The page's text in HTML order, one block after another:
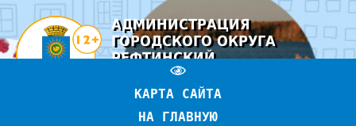
АДМИНИСТРАЦИЯ
ГОРОДСКОГО ОКРУГА
РЕФТИНСКИЙ
ОФИЦИАЛЬНЫЙ САЙТ
КАРТА САЙТА
НА ГЛАВНУЮ